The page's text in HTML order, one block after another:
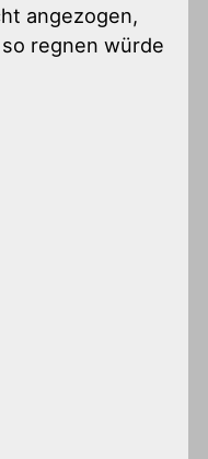
angezogen,
regnen würde